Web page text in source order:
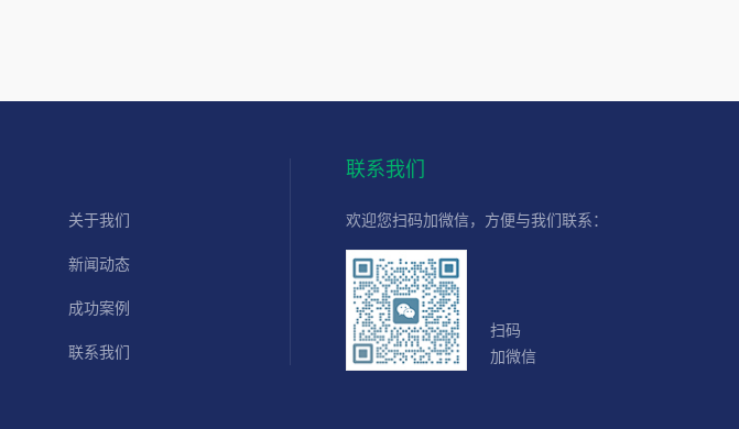
关于我们
新闻动态
成功案例
联系我们
联系我们
欢迎您扫码加微信，方便与我们联系：
扫码
加微信